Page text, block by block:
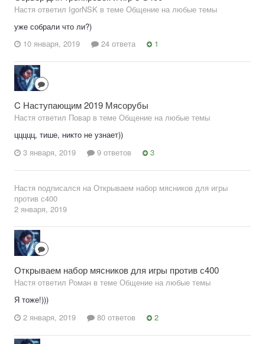
Настя ответил IgorNSK в теме Общение на любые темы
уже собрали что ли?)
10 января, 2019
24 ответа 1
C Наступающим 2019 Мясорубы
Настя ответил Повар в теме Общение на любые темы
ццццц, тише, никто не узнает))
3 января, 2019
9 ответов 3
Настя подписался на Открываем набор мясников для игры
против с400
2 января, 2019
Открываем набор мясников для игры против с400
Настя ответил Роман в теме Общение на любые темы
Я тоже!)))
2 января, 2019
80 ответов 2